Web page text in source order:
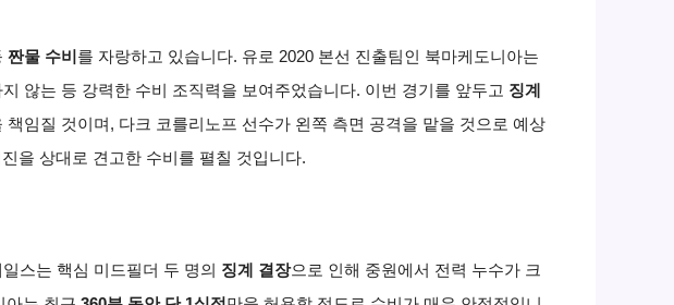
짠물 수비 를 자랑하고 있습니다. 유로 2020 본선 진출팀인 북마케도니아는
않는 등 강력한 수비 조직력을 보여주었습니다. 이번 경기를 앞두고 징계
임질 것이며, 다크 코를리노프 선수가 왼쪽 측면 공격을 맡을 것으로 예상
을 상대로 견고한 수비를 펼칠 것입니다.
스는 핵심 미드필더 두 명의 징계 결장으로 인해 중원에서 전력 누수가 크